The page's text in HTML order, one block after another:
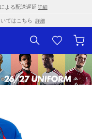
よる配送遅延 詳細
てはこちら 詳細